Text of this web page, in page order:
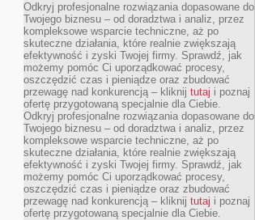
Odkryj profesjonalne rozwiązania dopasowane do
Twojego biznesu – od doradztwa i analiz, przez
kompleksowe wsparcie techniczne, aż po
skuteczne działania, które realnie zwiększają
efektywność i zyski Twojej firmy. Sprawdź, jak
możemy pomóc Ci uporządkować procesy,
oszczędzić czas i pieniądze oraz zbudować
przewagę nad konkurencją – kliknij tutaj i poznaj
ofertę przygotowaną specjalnie dla Ciebie.
Odkryj profesjonalne rozwiązania dopasowane do
Twojego biznesu – od doradztwa i analiz, przez
kompleksowe wsparcie techniczne, aż po
skuteczne działania, które realnie zwiększają
efektywność i zyski Twojej firmy. Sprawdź, jak
możemy pomóc Ci uporządkować procesy,
oszczędzić czas i pieniądze oraz zbudować
przewagę nad konkurencją – kliknij tutaj i poznaj
ofertę przygotowaną specjalnie dla Ciebie.